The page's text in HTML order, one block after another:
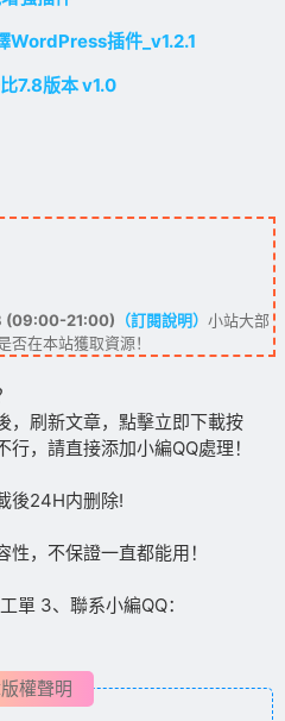
WordPress插件_v1.2.1
7.8版本 v1.0
(09:00-21:00) （訂閱說明） 小站大部
在本站獲取資源！
，刷新文章，點擊立即下載按
，請直接添加小編QQ處理！
後24H内删除!
，不保證一直都能用！
單 3、聯系小編QQ：
權聲明